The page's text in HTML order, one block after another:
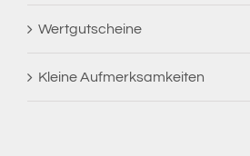
Wertgutscheine
Kleine Aufmerksamkeiten